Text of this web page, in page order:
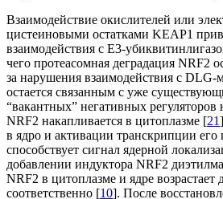
Взаимодействие окислителей или
цистеиновыми остатками KEAP1
взаимодействия с Е3-
чего протеасомная деградация NRF2
за нарушения взаимодействия с
остается связанным с уже
“вакантных” негативных
NRF2 накапливается в цитоплазме [21
в ядро и активации транскрипции
способствует сигнал ядерной
добавлении индуктора NRF2
NRF2 в цитоплазме и ядре
соответственно [10]. После